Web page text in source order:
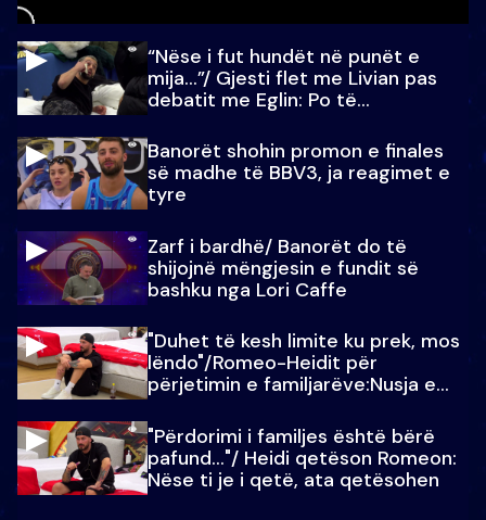
“Nëse i fut hundët në punët e
mija…”/ Gjesti flet me Livian pas
debatit me Eglin: Po të
Banorët shohin promon e finales
së madhe të BBV3, ja reagimet e
tyre
Zarf i bardhë/ Banorët do të
shijojnë mëngjesin e fundit së
bashku nga Lori Caffe
"Duhet të kesh limite ku prek, mos
lëndo"/Romeo-Heidit për
përjetimin e familjarëve:Nusja e
"Përdorimi i familjes është bërë
pafund…"/ Heidi qetëson Romeon:
Nëse ti je i qetë, ata qetësohen